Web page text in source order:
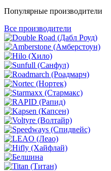
Популярные производители
Все производители